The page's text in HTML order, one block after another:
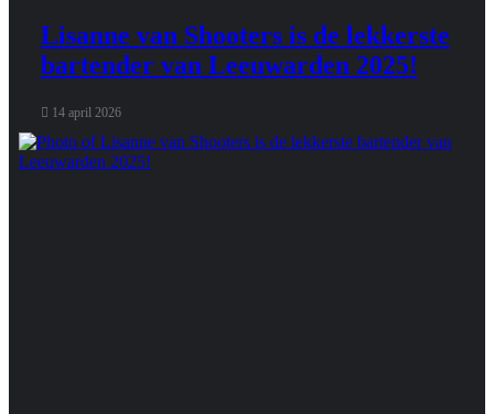
Lisanne van Shooters is de lekkerste
bartender van Leeuwarden 2025!
14 april 2026